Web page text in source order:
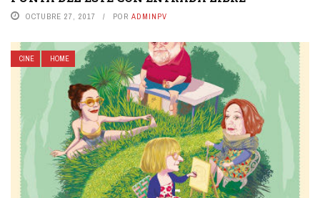
OCTUBRE 27, 2017 POR ADMINPV
CINE HOME